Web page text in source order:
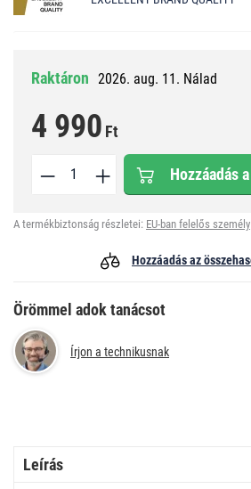
Raktáron 2026. aug. 11. Nálad
4 990 Ft
Hozzáadás
A termékbiztonság részletei: EU-ban felelős személy
Hozzáadás az
Örömmel adok tanácsot
Írjon a technikusnak
Leírás